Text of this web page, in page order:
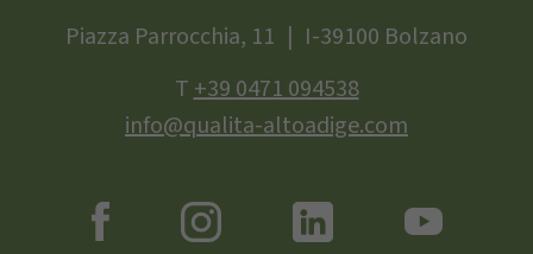
Piazza Parrocchia, 11
I-39100 Bolzano
T+39 0471 094538
info@qualita-altoadige.com